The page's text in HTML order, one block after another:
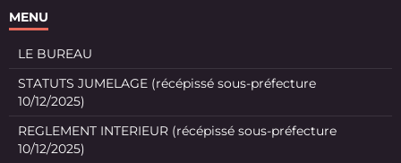
MENU
LE BUREAU
STATUTS JUMELAGE (récépissé sous-préfecture
10/12/2025)
REGLEMENT INTERIEUR (récépissé sous-préfecture
10/12/2025)